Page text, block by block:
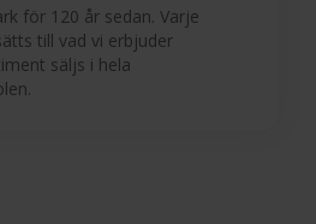
för 120 år sedan. Varje
till vad vi erbjuder
säljs i hela